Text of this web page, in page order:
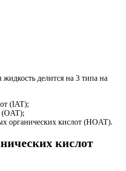
делится на 3 типа на
(IAT);
(OAT);
органических кислот (HOAT).
кислот